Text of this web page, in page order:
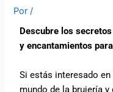
Por/
Descubre los
y encantamientos
Si estás interesado
mundo de la brujería